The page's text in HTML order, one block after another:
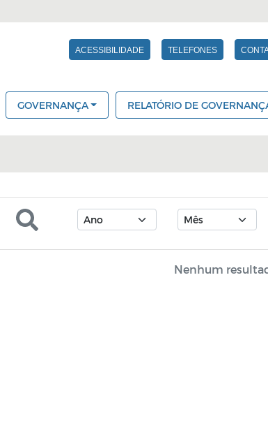
ACESSIBILIDADE TELEFONES
GOVERNANÇA RELATÓRIO DE
Nenhum